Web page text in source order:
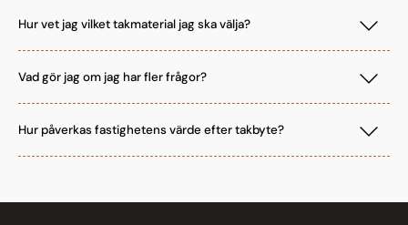
Hur vet jag vilket takmaterial jag ska välja?
Vad gör jag om jag har fler frågor?
Hur påverkas fastighetens värde efter takbyte?